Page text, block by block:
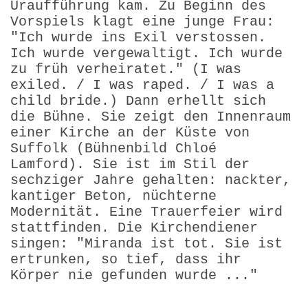
Uraufführung kam. Zu Beginn des
Vorspiels klagt eine junge Frau:
"Ich wurde ins Exil verstossen.
Ich wurde vergewaltigt. Ich wurde
zu früh verheiratet." (I was
exiled. / I was raped. / I was a
child bride.) Dann erhellt sich
die Bühne. Sie zeigt den Innenraum
einer Kirche an der Küste von
Suffolk (Bühnenbild Chloé
Lamford). Sie ist im Stil der
sechziger Jahre gehalten: nackter,
kantiger Beton, nüchterne
Modernität. Eine Trauerfeier wird
stattfinden. Die Kirchendiener
singen: "Miranda ist tot. Sie ist
ertrunken, so tief, dass ihr
Körper nie gefunden wurde ..."